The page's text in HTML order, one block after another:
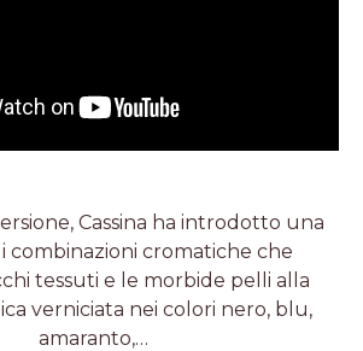
Cassina ha introdotto una
combinazioni cromatiche che
tessuti e le morbide pelli alla
verniciata nei colori nero, blu,
amaranto,…